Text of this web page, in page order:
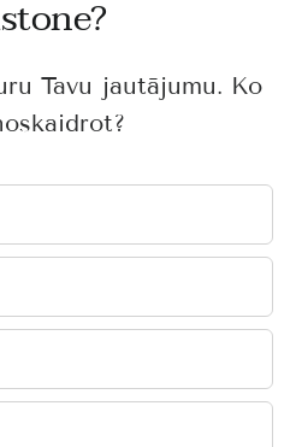
Tavu jautājumu. Ko